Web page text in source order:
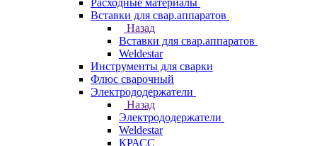
Расходные материалы
Вставки для свар.аппаратов
Назад
Вставки для свар.аппаратов
Weldestar
Инструменты для сварки
Флюс сварочный
Электрододержатели
Назад
Электрододержатели
Weldestar
КРАСС